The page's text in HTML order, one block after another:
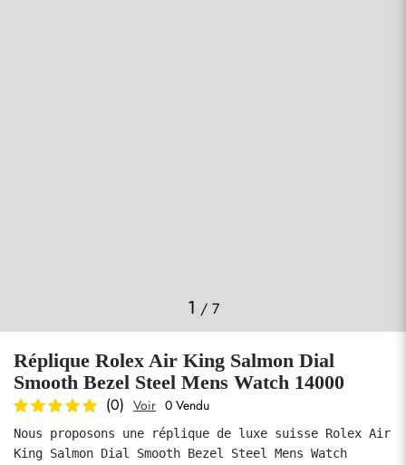
1 / 7
Réplique Rolex Air King Salmon Dial
Smooth Bezel Steel Mens Watch 14000
(0) Voir 0 Vendu
Nous proposons une réplique de luxe suisse Rolex Air
King Salmon Dial Smooth Bezel Steel Mens Watch
soumettre